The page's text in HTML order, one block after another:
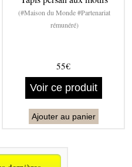
(#Maison du Monde #Partenariat
rémunéré)
55€
Voir ce produit
Ajouter au panier